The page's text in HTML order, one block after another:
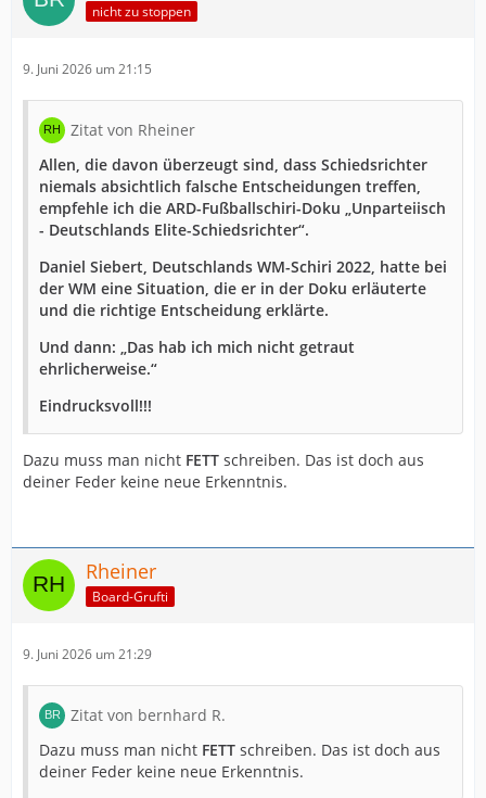
nicht zu stoppen
9. Juni 2026 um 21:15
Zitat von Rheiner
Allen, die davon überzeugt sind, dass Schiedsrichter
niemals absichtlich falsche Entscheidungen treffen,
empfehle ich die ARD-Fußballschiri-Doku „Unparteiisch
- Deutschlands Elite-Schiedsrichter“.
Daniel Siebert, Deutschlands WM-Schiri 2022, hatte bei
der WM eine Situation, die er in der Doku erläuterte
und die richtige Entscheidung erklärte.
Und dann: „Das hab ich mich nicht getraut
ehrlicherweise.“
Eindrucksvoll!!!
Dazu muss man nicht FETT schreiben. Das ist doch aus
deiner Feder keine neue Erkenntnis.
Rheiner
Board-Grufti
9. Juni 2026 um 21:29
Zitat von bernhard R.
Dazu muss man nicht FETT schreiben. Das ist doch aus
deiner Feder keine neue Erkenntnis.